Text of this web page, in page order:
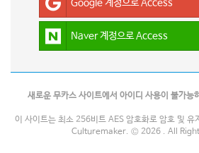
Google 계정으로 Access
Naver 계정으로 Access
새로운 무카스 사이트에서 아이디 사용이 불가능
이 사이트는 최소 256비트 AES 암호화로 암호 및 유
Culturemaker. © 2026 . All